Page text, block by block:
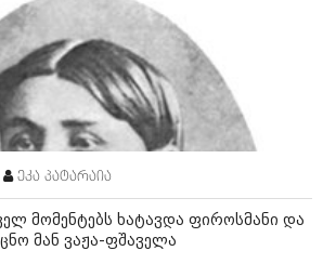
(206)
(207)
(264)
(204)
(215)
(286)
(173)
(194)
(365)
(286)
ეკა პატარაია
მომენტებს ხატავდა ფიროსმანი და
მან ვაჟა-ფშაველა